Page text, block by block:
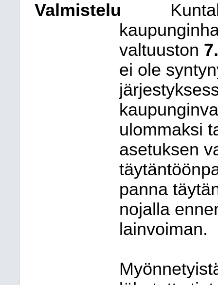
Valmistelu
valtuuston
ei ole
ulommaksi
asetuksen
panna
nojalla
lainvoiman.